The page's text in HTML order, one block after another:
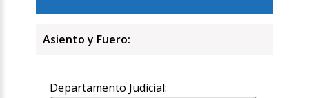
Asiento y Fuero:
Departamento Judicial: